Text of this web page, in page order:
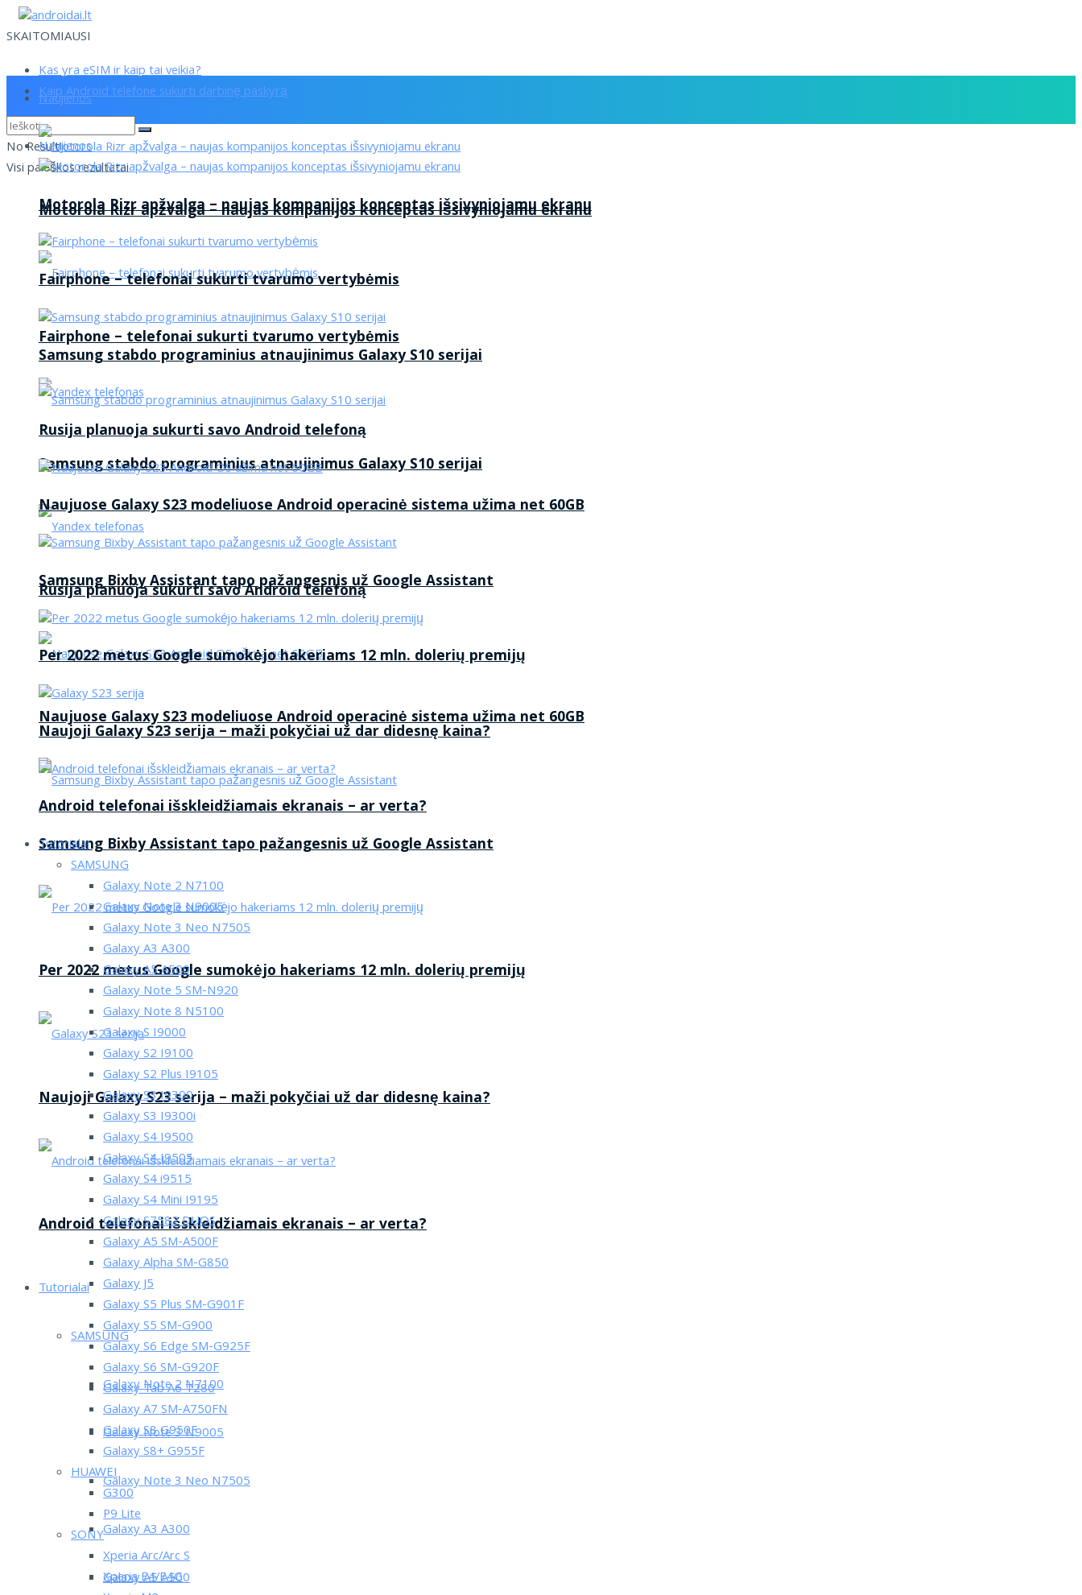
SKAITOMIAUSI
Kas yra eSIM ir kaip tai veikia?
Kaip Android telefone sukurti darbinę paskyrą
No Result
Visi paieškos rezultatai
Naujienos
Motorola Rizr apžvalga – naujas kompanijos konceptas išsivyniojamu ekranu
Fairphone – telefonai sukurti tvarumo vertybėmis
Samsung stabdo programinius atnaujinimus Galaxy S10 serijai
Rusija planuoja sukurti savo Android telefoną
Naujuose Galaxy S23 modeliuose Android operacinė sistema užima net 60GB
Samsung Bixby Assistant tapo pažangesnis už Google Assistant
Per 2022 metus Google sumokėjo hakeriams 12 mln. dolerių premijų
Naujoji Galaxy S23 serija – maži pokyčiai už dar didesnę kaina?
Android telefonai išskleidžiamais ekranais – ar verta?
Tutorialai
SAMSUNG
Galaxy Note 2 N7100
Galaxy Note 3 N9005
Galaxy Note 3 Neo N7505
Galaxy A3 A300
Galaxy A5 A500
Naujienos
Motorola Rizr apžvalga – naujas kompanijos konceptas išsivyniojamu ekranu
Fairphone – telefonai sukurti tvarumo vertybėmis
Samsung stabdo programinius atnaujinimus Galaxy S10 serijai
Rusija planuoja sukurti savo Android telefoną
Naujuose Galaxy S23 modeliuose Android operacinė sistema užima net 60GB
Samsung Bixby Assistant tapo pažangesnis už Google Assistant
Per 2022 metus Google sumokėjo hakeriams 12 mln. dolerių premijų
Naujoji Galaxy S23 serija – maži pokyčiai už dar didesnę kaina?
Android telefonai išskleidžiamais ekranais – ar verta?
Tutorialai
SAMSUNG
Galaxy Note 2 N7100
Galaxy Note 3 N9005
Galaxy Note 3 Neo N7505
Galaxy A3 A300
Galaxy A5 A500
Galaxy Note 5 SM-N920
Galaxy Note 8 N5100
Galaxy S I9000
Galaxy S2 I9100
Galaxy S2 Plus I9105
Galaxy S3 I9300
Galaxy S3 I9300i
Galaxy S4 I9500
Galaxy S4 I9505
Galaxy S4 i9515
Galaxy S4 Mini I9195
Galaxy S7582 DUOS
Galaxy A5 SM-A500F
Galaxy Alpha SM-G850
Galaxy J5
Galaxy S5 Plus SM-G901F
Galaxy S5 SM-G900
Galaxy S6 Edge SM-G925F
Galaxy S6 SM-G920F
Galaxy Tab A6 T280
Galaxy A7 SM-A750FN
Galaxy S8 G950F
Galaxy S8+ G955F
HUAWEI
G300
P9 Lite
SONY
Xperia Arc/Arc S
Xperia E4/E4G